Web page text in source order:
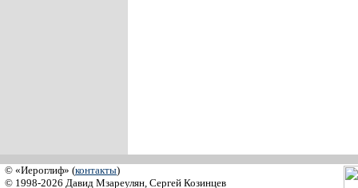
© «Иероглиф» (контакты)
© 1998-2026 Давид Мзареулян, Сергей Козинцев